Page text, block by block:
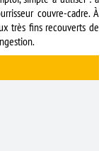
couvre-cadre. À
très fins recouverts de